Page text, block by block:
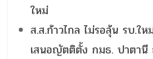
ใหม่
ส.ส.ก้าวไกล ไม่รอลุ้น รบ.ให
เสนอญัตติตั้ง กมธ. ปาตานี